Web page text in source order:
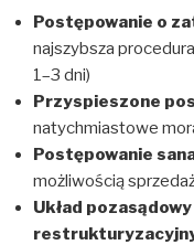
Postępowanie o
najszybsza
1–3 dni)
Przyspieszone
natychmiastowe
Postępowanie
możliwością
Układ